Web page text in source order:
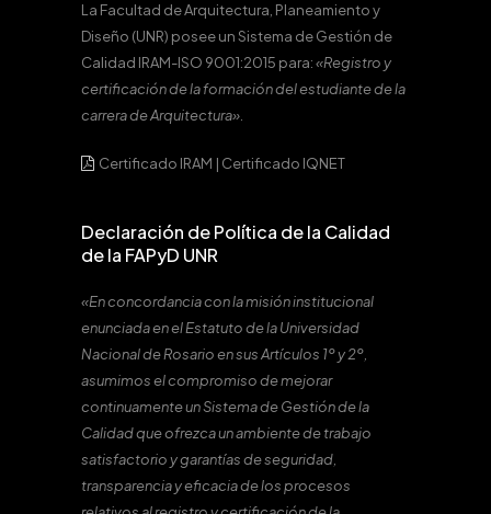
La Facultad de Arquitectura, Planeamiento y
Diseño (UNR) posee un Sistema de Gestión de
Calidad IRAM-ISO 9001:2015 para:«Registro y
certificación de la formación del estudiante de la
carrera de Arquitectura».
Certificado IRAM | Certificado IQNET
Declaración de Política de la Calidad
de la FAPyD UNR
«En concordancia con la misión institucional
enunciada en el Estatuto de la Universidad
Nacional de Rosario en sus Artículos 1º y 2º,
asumimos el compromiso de mejorar
continuamente un Sistema de Gestión de la
Calidad que ofrezca un ambiente de trabajo
satisfactorio y garantías de seguridad,
transparencia y eficacia de los procesos